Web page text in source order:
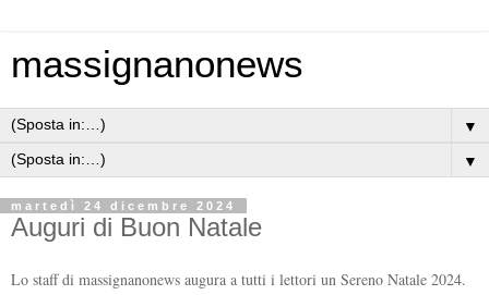
massignanonews
▼
▼
martedì 24 dicembre 2024
Auguri di Buon Natale
Lo staff di massignanonews augura a tutti i lettori un Sereno Natale 2024.